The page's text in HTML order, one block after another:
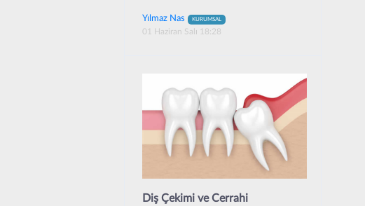
Yılmaz Nas KURUMSAL
01 Haziran Salı 18:28
Diş Çekimi ve Cerrahi